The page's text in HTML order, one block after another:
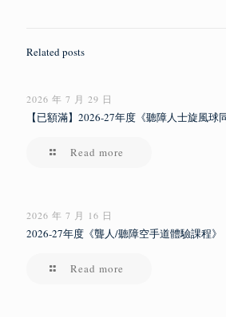
Related posts
2026 年 7 月 29 日
【已額滿】2026-27年度《聽障人士旋風球
Read more
2026 年 7 月 16 日
2026-27年度《聾人/聽障空手道體驗課程》
Read more